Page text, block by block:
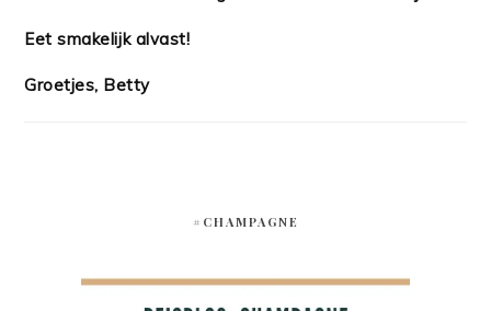
Eet smakelijk alvast!
Groetjes, Betty
#CHAMPAGNE